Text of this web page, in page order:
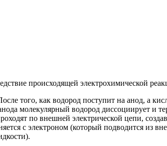
происходящей электрохимической
того, как водород поступит на анод, а
молекулярный водород диссоциирует и
по внешней электрической цепи,
с электроном (который подводится